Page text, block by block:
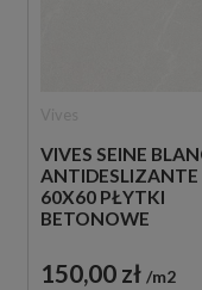
VIVES SEINE
ANTIDESLIZANTE
60X60 PŁYTKI
BETONOWE
150,00 zł m2